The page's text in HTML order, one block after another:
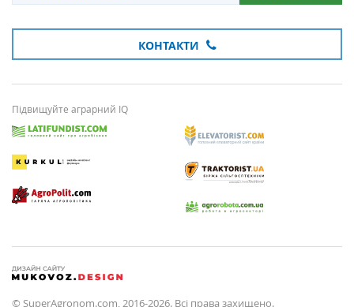
КОНТАКТИ
Підвищуйте аграрний IQ
© SuperAgronom.com, 2016-2026. Всі права захищено.